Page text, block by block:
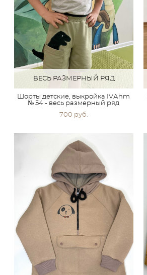
ВЕСЬ РАЗМЕРНЫЙ РЯД
Шорты детские, выкройка IVАhm
№ 54 - весь размерный ряд
700 pуб.